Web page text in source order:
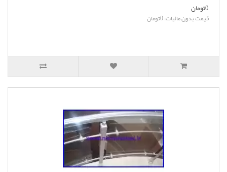
0تومان
قیمت بدون مالیات: 0تومان